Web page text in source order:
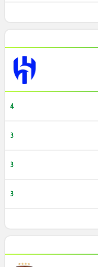
4
3
3
3